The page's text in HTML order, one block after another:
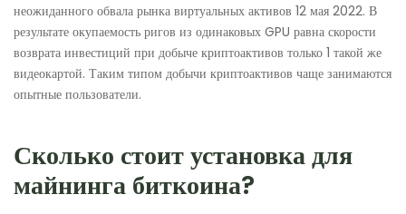
неожиданного обвала рынка виртуальных активов 12 мая 2022. В
результате окупаемость ригов из одинаковых GPU равна скорости
возврата инвестиций при добыче криптоактивов только 1 такой же
видеокартой. Таким типом добычи криптоактивов чаще занимаются
опытные пользователи.
Сколько стоит установка для
майнинга биткоина?